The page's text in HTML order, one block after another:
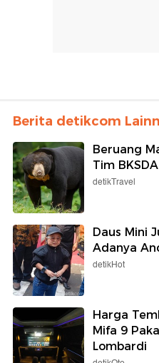
Berita detikcom
Beruang
Tim
detikTravel
Daus Mini
Adanya
detikHot
Harga
Mifa 9
Lombardi